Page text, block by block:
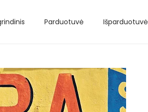
Parduotuvė Išparduotuvė